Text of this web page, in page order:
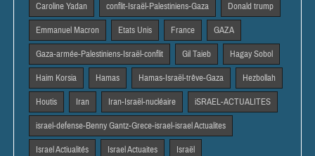
Caroline Yadan conflit-Israël-Palestiniens-Gaza Donald trump
Emmanuel Macron Etats Unis France GAZA
Gaza-armée-Palestiniens-Israël-conflit Gil Taieb Hagay Sobol
Haim Korsia Hamas Hamas-Israël-trêve-Gaza Hezbollah
Houtis Iran Iran-Israël-nucléaire iSRAEL-ACTUALITES
israel-defense-Benny Gantz-Grece-israel-israel Actualites
Israel Actiualités Israel Actuaites Israël